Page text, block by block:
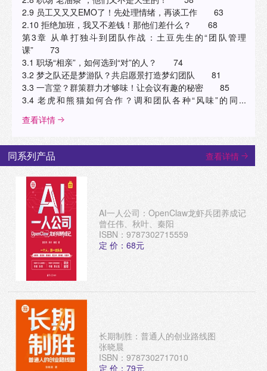
2.9 员工又又又EMO了！先处理情绪，再谈工作 63
2.10 拒绝加班，我又不差钱！那他们差什么？ 68
第3章 从单打独斗到团队作战：土豆先生的“团队管理
课” 73
3.1 职场“相亲”，如何选到“对”的人？ 74
3.2 梦之队还是梦游队？共启愿景打造梦幻团队 81
3.3 一言堂？群策群力才够味！让会议有趣的秘密 85
3.4 老虎和熊猫如何合作？调和团队各种“风味”的同...
查看详情
同系列产品 查看详情
AI一人公司：OpenClaw龙虾兵团养成记
曾任伟、秋叶、秦阳
ISBN：9787302715559
定 价：68元
长期制胜：普通人的创业路线图
张晓晨
ISBN：9787302717010
定 价：79元